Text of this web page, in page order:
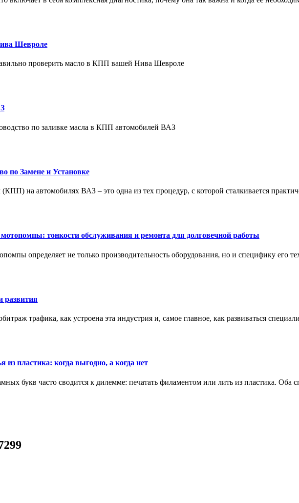
Шевроле
проверить масло в КПП вашей Нива Шевроле
по заливке масла в КПП автомобилей ВАЗ
по Замене и Установке
(КПП) на автомобилях ВАЗ – это одна из тех процедур, с которой сталкивается
тонкости обслуживания и ремонта для долговечной работы
определяет не только производительность оборудования, но и специфику его
развития
трафика, как устроена эта индустрия и, самое главное, как развиваться
пластика: когда выгодно, а когда нет
букв часто сводится к дилемме: печатать филаментом или лить из пластика. Оба